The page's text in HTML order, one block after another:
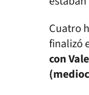
Cuatro
finalizó
con